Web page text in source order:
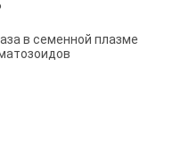
в семенной плазме